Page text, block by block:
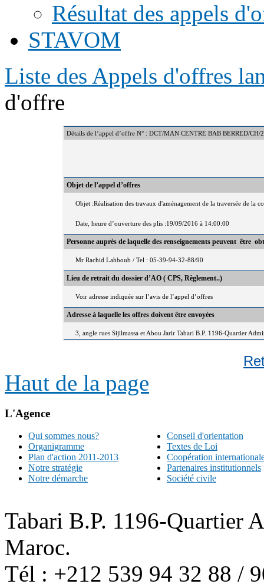
Résultat des appels
STAVOM
Liste des Appels d'offres
d'offre
Détails de l’appel d’offre N° : DCT/MAN CENTRE BAB BERRED/CH/
Objet de l’appel d’offres
Objet :Réalisation des travaux d'aménagement de la traversée de la
Date, heure d’ouverture des plis :19/09/2016 à 14:00:00
Personne auprès de laquelle des renseignements peuvent être
Mr Rachid Lahboub / Tel : 05-39-94-32-88/90
Lieu de retrait du dossier d’AO ( CPS, Règlement..)
Voir adresse indiquée sur l’avis de l’appel d’offres
Adresse à laquelle les offres doivent être envoyées
3, angle rues Sijilmassa et Abou Jarir Tabari B.P. 1196-Quartier
Haut de la page
L'Agence
Qui sommes nous?
Organigramme
Plan d'action 2011-2013
Notre stratégie
Notre démarche
Conseil d'orientation
Textes de Loi
Coopération
Partenaires institutionnels
Société civile
Tabari B.P. 1196-Quartier
Maroc.
Tél : +212 539 94 32 88 /